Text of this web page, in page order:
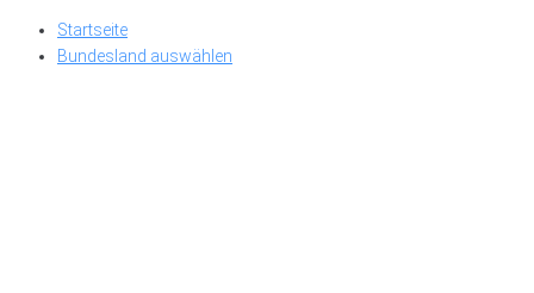
Skip
Startseite
Bundesland auswählen